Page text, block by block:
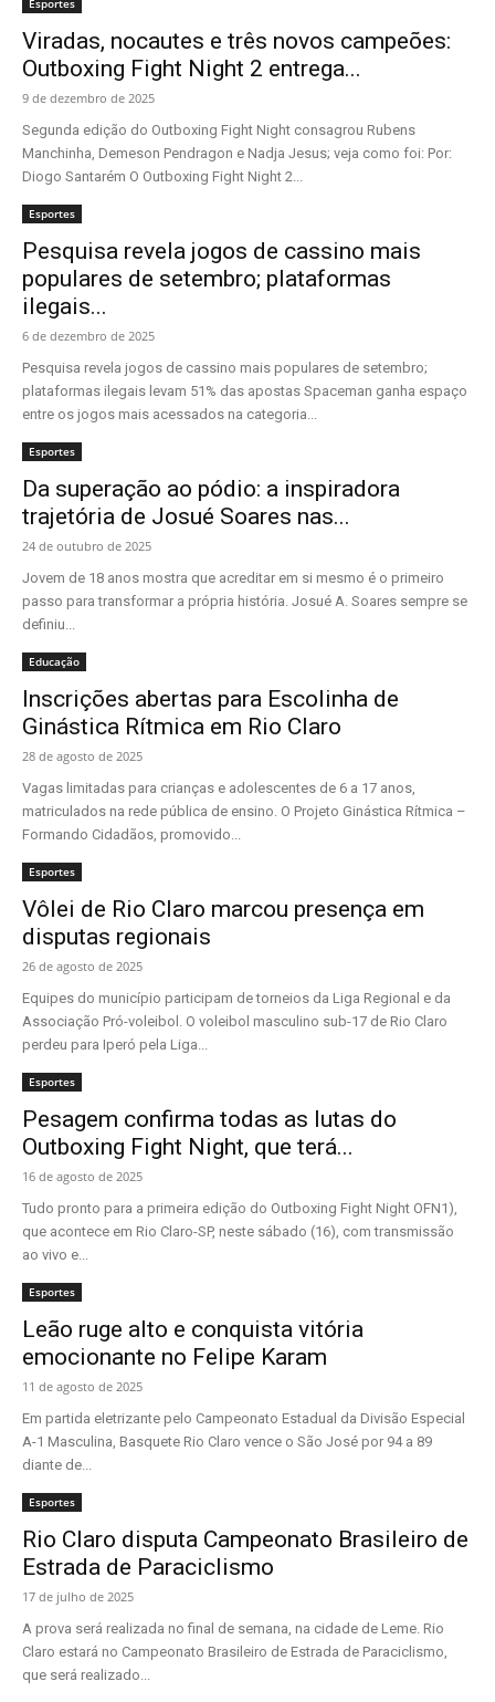
Esportes
Viradas, nocautes e três novos campeões:
Outboxing Fight Night 2 entrega...
9 de dezembro de 2025
Segunda edição do Outboxing Fight Night consagrou Rubens
Manchinha, Demeson Pendragon e Nadja Jesus; veja como foi: Por:
Diogo Santarém O Outboxing Fight Night 2...
Esportes
Pesquisa revela jogos de cassino mais
populares de setembro; plataformas
ilegais...
6 de dezembro de 2025
Pesquisa revela jogos de cassino mais populares de setembro;
plataformas ilegais levam 51% das apostas Spaceman ganha espaço
entre os jogos mais acessados na categoria...
Esportes
Da superação ao pódio: a inspiradora
trajetória de Josué Soares nas...
24 de outubro de 2025
Jovem de 18 anos mostra que acreditar em si mesmo é o primeiro
passo para transformar a própria história. Josué A. Soares sempre se
definiu...
Educação
Inscrições abertas para Escolinha de
Ginástica Rítmica em Rio Claro
28 de agosto de 2025
Vagas limitadas para crianças e adolescentes de 6 a 17 anos,
matriculados na rede pública de ensino. O Projeto Ginástica Rítmica –
Formando Cidadãos, promovido...
Esportes
Vôlei de Rio Claro marcou presença em
disputas regionais
26 de agosto de 2025
Equipes do município participam de torneios da Liga Regional e da
Associação Pró-voleibol. O voleibol masculino sub-17 de Rio Claro
perdeu para Iperó pela Liga...
Esportes
Pesagem confirma todas as lutas do
Outboxing Fight Night, que terá...
16 de agosto de 2025
Tudo pronto para a primeira edição do Outboxing Fight Night OFN1),
que acontece em Rio Claro-SP, neste sábado (16), com transmissão
ao vivo e...
Esportes
Leão ruge alto e conquista vitória
emocionante no Felipe Karam
11 de agosto de 2025
Em partida eletrizante pelo Campeonato Estadual da Divisão Especial
A-1 Masculina, Basquete Rio Claro vence o São José por 94 a 89
diante de...
Esportes
Rio Claro disputa Campeonato Brasileiro de
Estrada de Paraciclismo
17 de julho de 2025
A prova será realizada no final de semana, na cidade de Leme. Rio
Claro estará no Campeonato Brasileiro de Estrada de Paraciclismo,
que será realizado...